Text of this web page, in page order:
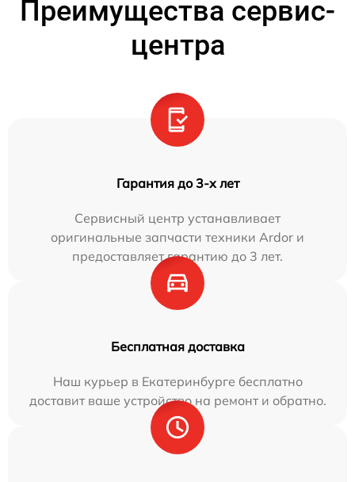
Преимущества сервис-
центра
Гарантия до 3-х лет
Сервисный центр устанавливает
оригинальные запчасти техники Ardor и
предоставляет гарантию до 3 лет.
Бесплатная доставка
Наш курьер в Екатеринбурге бесплатно
доставит ваше устройство на ремонт и обратно.